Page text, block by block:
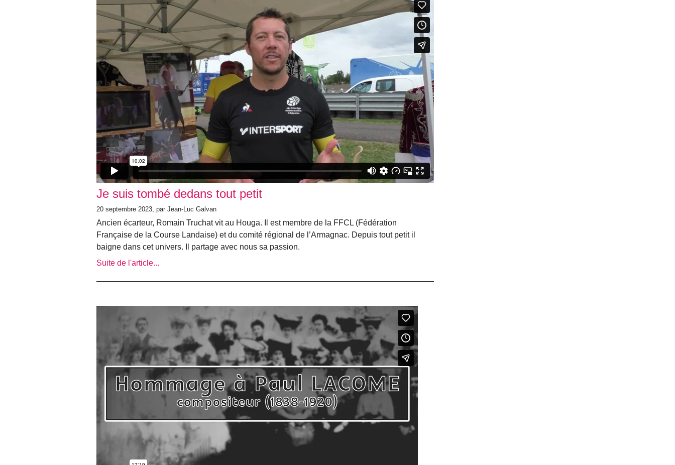
Je suis tombé dedans tout petit
20 septembre 2023, par Jean-Luc Galvan
Ancien écarteur, Romain Truchat vit au Houga. Il est membre de la FFCL (Fédération
Française de la Course Landaise) et du comité régional de l’Armagnac. Depuis tout petit il
baigne dans cet univers. Il partage avec nous sa passion.
Suite de l'article...